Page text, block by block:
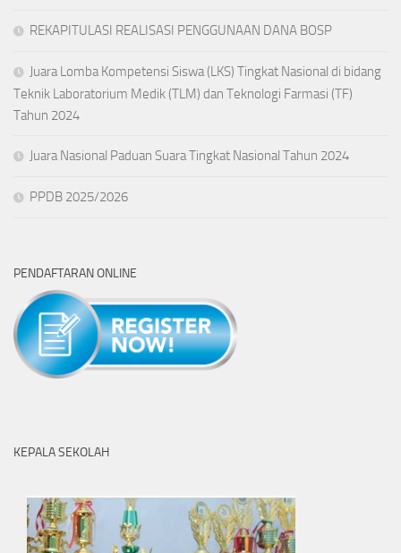
REKAPITULASI REALISASI PENGGUNAAN DANA BOSP
Juara Lomba Kompetensi Siswa (LKS) Tingkat Nasional di bidang
Teknik Laboratorium Medik (TLM) dan Teknologi Farmasi (TF)
Tahun 2024
Juara Nasional Paduan Suara Tingkat Nasional Tahun 2024
PPDB 2025/2026
PENDAFTARAN ONLINE
KEPALA SEKOLAH